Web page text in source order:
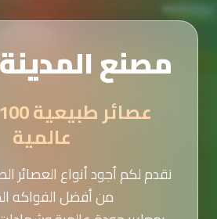
مصنع
عالمية
نقدم لكم أجود أنواع العصائر
من أفضل الفواكه